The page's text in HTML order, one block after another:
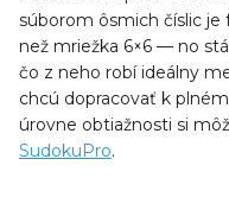
súborom ôsmich číslic
než mriežka 6×6 — no
čo z neho robí ideálny
chcú dopracovať k
úrovne obtiažnosti si
SudokuPro.